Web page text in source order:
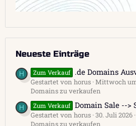
Neueste Einträge
H Zum Verkauf .de Domains
Gestartet von horus Mittwoch
Domains zu verkaufen
H Zum Verkauf Domain Sale -->
Gestartet von horus 30. Juli 2026
Domains zu verkaufen